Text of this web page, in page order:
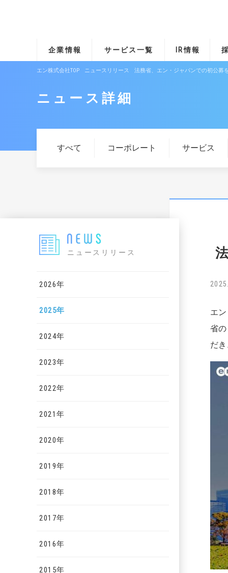
企業情報 サービス一覧 IR情報
エン株式会社TOP ニュースリリース 法務省、エン・ジャパンでの初公募
ニュース詳細
すべて コーポレート サービス
ニュースリリース
2026年
2025年
2024年
2023年
2022年
2021年
2020年
2019年
2018年
2017年
2016年
2015年
エ
省
だ